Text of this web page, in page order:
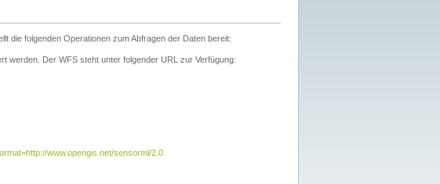
die folgenden Operationen zum Abfragen der Daten bereit:
werden. Der WFS steht unter folgender URL zur Verfügung:
www.opengis.net/sensorml/2.0